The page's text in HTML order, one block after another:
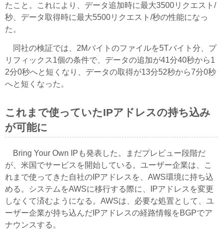
たこと。これにより、データ追加時に最大3500リクエスト/
秒、データ取得時に最大5500リクエスト/秒の性能になっ
た。
同社の検証では、2Mバイトのファイルを5Tバイト分、プ
リフィックス1個の条件で、データの追加が41分40秒から1
2分0秒へと短くなり、データの取得が13分52秒から7分0秒
へと短くなった。
これまで使っていたIPアドレスの持ち込み
が可能に
Bring Your Own IPも発表した。まだプレビュー段階だ
が、米国でサービスを開始している。ユーザー企業は、こ
れまで使ってきた自社のIPアドレスを、AWS環境に持ち込
める。システムをAWSに移行する際に、IPアドレスを変更
しなくて済むようになる。AWSは、必要な処置として、ユ
ーザー企業が持ち込んだIPアドレスの経路情報をBGPでア
ナウンスする。